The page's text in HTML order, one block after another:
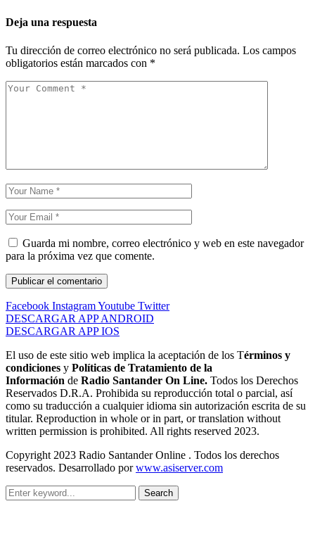
Deja una respuesta
Tu dirección de correo electrónico no será publicada. Los campos
obligatorios están marcados con *
Guarda mi nombre, correo electrónico y web en este navegador
para la próxima vez que comente.
Facebook InstagramYoutube Twitter
DESCARGAR APP ANDROID
DESCARGAR APP IOS
El uso de este sitio web implica la aceptación de los Términos y
condiciones y Políticas de Tratamiento de la
Información de Radio Santander On Line. Todos los Derechos
Reservados D.R.A. Prohibida su reproducción total o parcial, así
como su traducción a cualquier idioma sin autorización escrita de su
titular. Reproduction in whole or in part, or translation without
written permission is prohibited. All rights reserved 2023.
Copyright 2023 Radio Santander Online . Todos los derechos
reservados. Desarrollado porwww.asiserver.com
Search